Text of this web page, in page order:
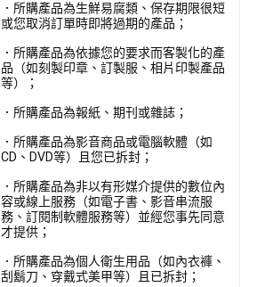
．所購產品為生鮮易腐類、保存期限很短
或您取消訂單時即將過期的產品；
．所購產品為依據您的要求而客製化的產
品（如刻製印章、訂製服、相片印製產品
等）；
．所購產品為報紙、期刊或雜誌；
．所購產品為影音商品或電腦軟體（如
CD、DVD等）且您已拆封；
．所購產品為非以有形媒介提供的數位內
容或線上服務（如電子書、影音串流服
務、訂閱制軟體服務等）並經您事先同意
才提供；
．所購產品為個人衛生用品（如內衣褲、
刮鬍刀、穿戴式美甲等）且已拆封；